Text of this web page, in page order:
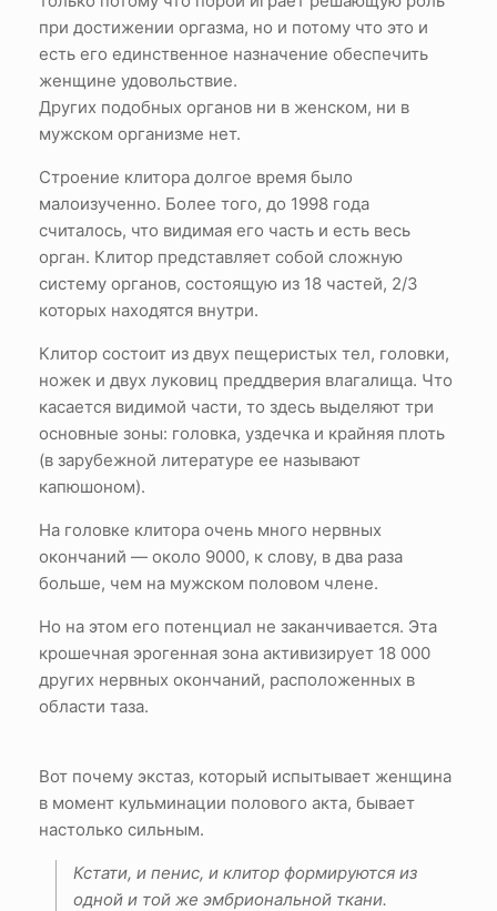
при достижении оргазма, но и потому что это и
есть его единственное назначение обеспечить
женщине удовольствие.
Других подобных органов ни в женском, ни в
мужском организме нет.
Строение клитора долгое время было
малоизученно. Более того, до 1998 года
считалось, что видимая его часть и есть весь
орган. Клитор представляет собой сложную
систему органов, состоящую из 18 частей, 2/3
которых находятся внутри.
Клитор состоит из двух пещеристых тел, головки,
ножек и двух луковиц преддверия влагалища. Что
касается видимой части, то здесь выделяют три
основные зоны: головка, уздечка и крайняя плоть
(в зарубежной литературе ее называют
капюшоном).
На головке клитора очень много нервных
окончаний — около 9000, к слову, в два раза
больше, чем на мужском половом члене.
Но на этом его потенциал не заканчивается. Эта
крошечная эрогенная зона активизирует 18 000
других нервных окончаний, расположенных в
области таза.
Вот почему экстаз, который испытывает женщина
в момент кульминации полового акта, бывает
настолько сильным.
Кстати, и пенис, и клитор формируются из
одной и той же эмбриональной ткани.